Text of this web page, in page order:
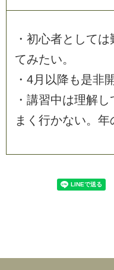
・ 初心者と しては
てみたい。
・ 4月 以降も是非開
・ 講習中は理解し
ま く 行かない。 年